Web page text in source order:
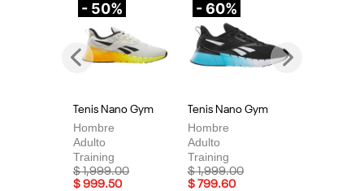
- 50%
Tenis Nano Gym
Hombre
Adulto
Training
Price reduced from
$ 1,999.00to
$ 999.50
- 60%
Tenis Nano Gym
Hombre
Adulto
Training
Price reduced from
$ 1,999.00to
$ 799.60
Previous